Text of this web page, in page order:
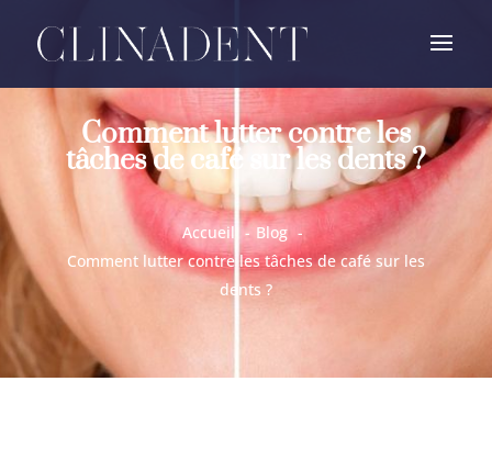
Comment lutter contre les
tâches de café sur les dents ?
Accueil
Blog
Comment lutter contre les tâches de café sur les
dents ?